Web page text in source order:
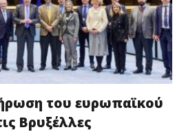
του ευρωπαϊκού
Βρυξέλλες